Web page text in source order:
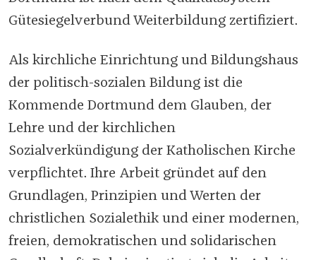
Gütesiegelverbund Weiterbildung zertifiziert.
Als kirchliche Einrichtung und Bildungshaus
der politisch-sozialen Bildung ist die
Kommende Dortmund dem Glauben, der
Lehre und der kirchlichen
Sozialverkündigung der Katholischen Kirche
verpflichtet. Ihre Arbeit gründet auf den
Grundlagen, Prinzipien und Werten der
christlichen Sozialethik und einer modernen,
freien, demokratischen und solidarischen